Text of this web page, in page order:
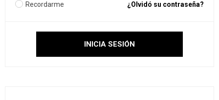
Recordarme ¿Olvidó su contraseña?